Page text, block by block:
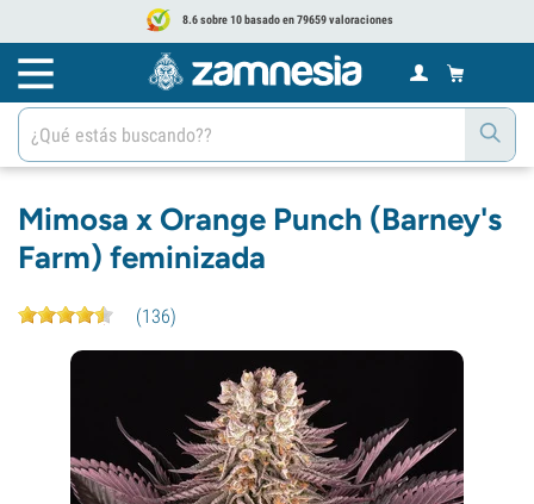
8.6 sobre 10 basado en 79659 valoraciones
Mimosa x Orange Punch (Barney's
Farm) feminizada
(136)